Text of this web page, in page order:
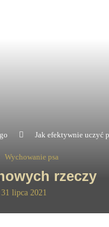
Jak efektywnie uczyć
Wychowanie psa
rzeczy
31 lipca 2021